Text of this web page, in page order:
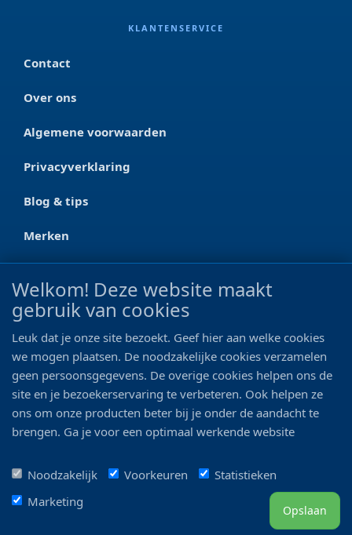
KLANTENSERVICE
Contact
Over ons
Algemene voorwaarden
Privacyverklaring
Blog & tips
Merken
CONTACT
Ootmarsumseweg 125a
0546 - 622 990
06 - 11 19 81 42
info@bo-vis.nl
Welkom! Deze website maakt
gebruik van cookies
Leuk dat je onze site bezoekt. Geef hier aan welke cookies
we mogen plaatsen. De noodzakelijke cookies verzamelen
geen persoonsgegevens. De overige cookies helpen ons de
site en je bezoekerservaring te verbeteren. Ook helpen ze
ons om onze producten beter bij je onder de aandacht te
brengen. Ga je voor een optimaal werkende website
Noodzakelijk
Voorkeuren
Statistieken
Marketing
Opslaan